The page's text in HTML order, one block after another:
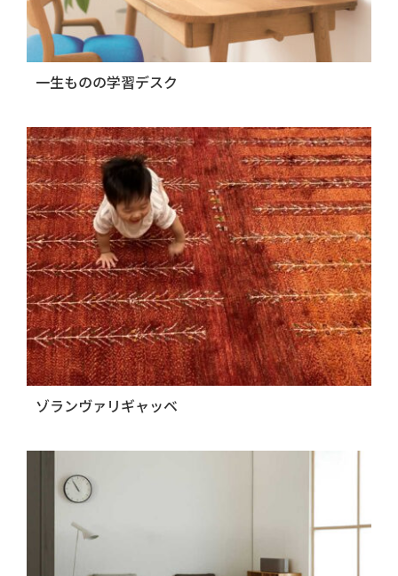
一生ものの学習デスク
ゾランヴァリギャッベ